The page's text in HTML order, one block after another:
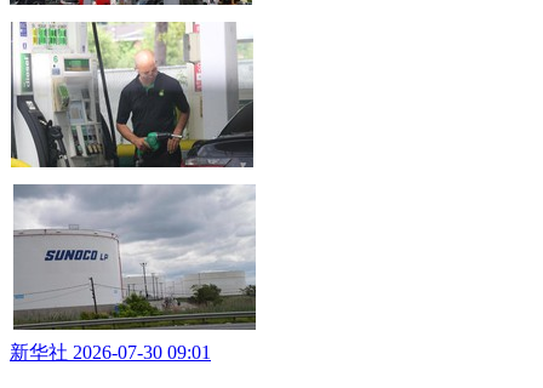
新华社 2026-07-30 09:01